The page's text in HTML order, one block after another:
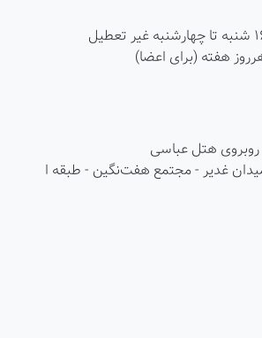
هتل عباسی
غدیر - مجتمع هفت‌نگین - طبقه ا